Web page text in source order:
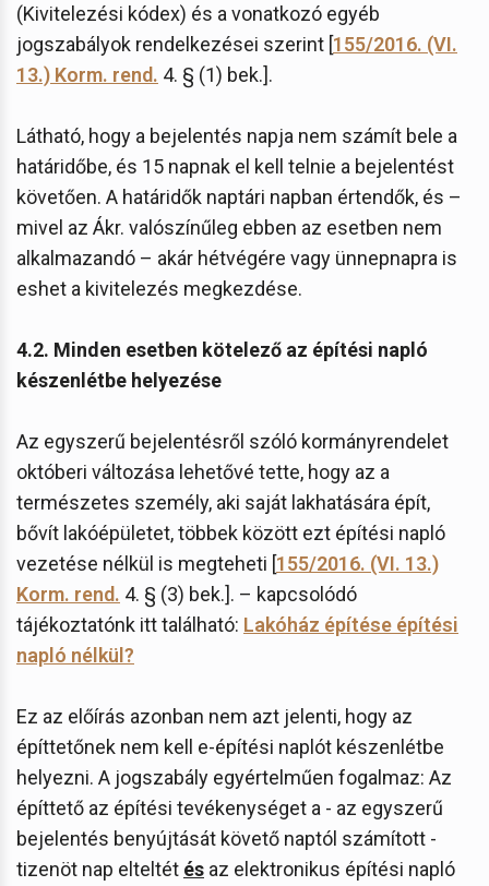
(Kivitelezési kódex) és a vonatkozó egyéb
jogszabályok rendelkezései szerint [155/2016. (VI.
13.) Korm. rend. 4. § (1) bek.].
Látható, hogy a bejelentés napja nem számít bele a
határidőbe, és 15 napnak el kell telnie a bejelentést
követően. A határidők naptári napban értendők, és –
mivel az Ákr. valószínűleg ebben az esetben nem
alkalmazandó – akár hétvégére vagy ünnepnapra is
eshet a kivitelezés megkezdése.
4.2. Minden esetben kötelező az építési napló
készenlétbe helyezése
Az egyszerű bejelentésről szóló kormányrendelet
októberi változása lehetővé tette, hogy az a
természetes személy, aki saját lakhatására épít,
bővít lakóépületet, többek között ezt építési napló
vezetése nélkül is megteheti [155/2016. (VI. 13.)
Korm. rend. 4. § (3) bek.]. – kapcsolódó
tájékoztatónk itt található: Lakóház építése építési
napló nélkül?
Ez az előírás azonban nem azt jelenti, hogy az
építtetőnek nem kell e-építési naplót készenlétbe
helyezni. A jogszabály egyértelműen fogalmaz: Az
építtető az építési tevékenységet a - az egyszerű
bejelentés benyújtását követő naptól számított -
tizenöt nap elteltét és az elektronikus építési napló